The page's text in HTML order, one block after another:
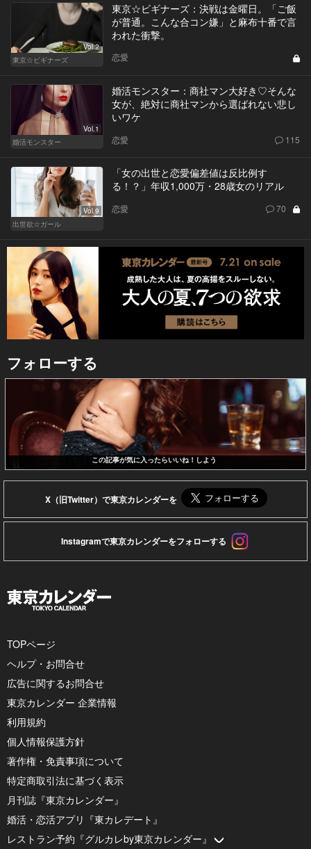
Vol.2
東京☆ビギナーズ
東京☆ビギナーズ：決戦は金曜日。「ご飯
が普通。こんな合コン嫌」と麻布十番で言
われた衝撃。
恋愛
Vol.1
婚活モンスター
婚活モンスター：商社マン大好き♡そんな
女が、絶対に商社マンから選ばれない悲し
いワケ
恋愛 115
Vol.9
出世欲☆ガール
「女の出世と恋愛偏差値は反比例す
る！？」年収1,000万・28歳女のリアル
恋愛 70
フォローする
この記事が気に入ったらいいね！しよう
X（旧Twitter）で東京カレンダーを
Instagramで東京カレンダーをフォローする
TOPページ
ヘルプ・お問合せ
広告に関するお問合せ
東京カレンダー 企業情報
利用規約
個人情報保護方針
著作権・免責事項について
特定商取引法に基づく表示
月刊誌『東京カレンダー』
婚活・恋活アプリ『東カレデート』
レストラン予約『グルカレby東京カレンダー』